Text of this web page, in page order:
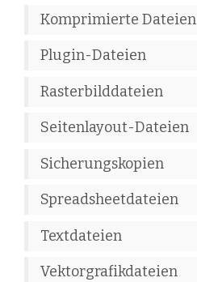
Komprimierte Dateien
Plugin-Dateien
Rasterbilddateien
Seitenlayout-Dateien
Sicherungskopien
Spreadsheetdateien
Textdateien
Vektorgrafikdateien